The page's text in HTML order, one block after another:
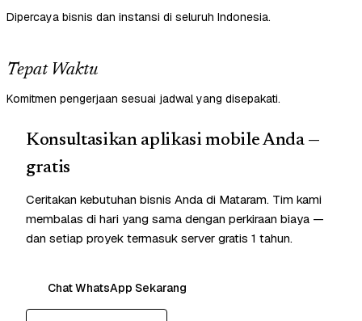
Dipercaya bisnis dan instansi di seluruh Indonesia.
Tepat Waktu
Komitmen pengerjaan sesuai jadwal yang disepakati.
Konsultasikan aplikasi mobile Anda —
gratis
Ceritakan kebutuhan bisnis Anda di Mataram. Tim kami
membalas di hari yang sama dengan perkiraan biaya —
dan setiap proyek termasuk server gratis 1 tahun.
Chat WhatsApp Sekarang